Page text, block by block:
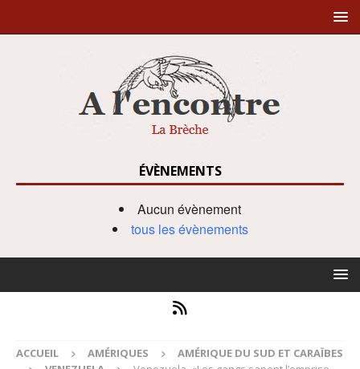
ÉVÈNEMENTS
Aucun évènement
tous les évènements
ACCUEIL AMÉRIQUES
AMÉRIQUE DU SUD ET CARAÏBES